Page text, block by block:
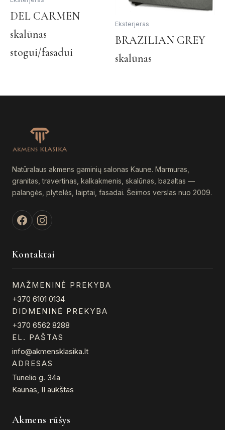
DEL CARMEN
skalūnas
stogui/fasadui
product
has
variants.
may
page
Eksterjeras
BRAZILIAN GREY
skalūnas
Natūralaus akmens gaminių salonas Kaune. Marmuras,
granitas, travertinas, kalkakmenis, skalūnas, bazaltas —
palangės, plytelės, laiptai, fasadai. Šeimos verslas nuo 2009.
Kontaktai
MAŽMENINĖ PREKYBA
+370 6101 0134
DIDMENINĖ PREKYBA
+370 6562 8288
EL. PAŠTAS
info@akmensklasika.lt
ADRESAS
Tunelio g. 34a
Kaunas, II aukštas
Akmens rūšys